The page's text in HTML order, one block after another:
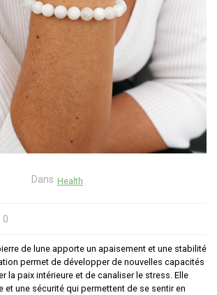
Dans Health
0
de lune apporte un apaisement et une stabilité
permet de développer de nouvelles capacités
la paix intérieure et de canaliser le stress. Elle
et une sécurité qui permettent de se sentir en